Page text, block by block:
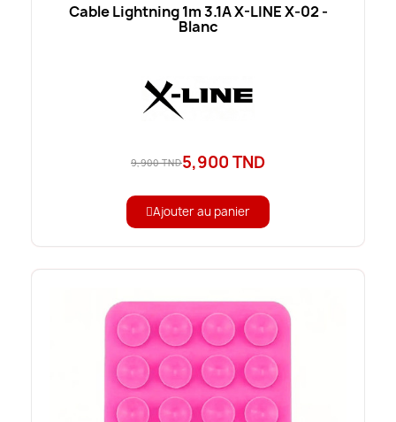
Cable Lightning 1m 3.1A X-LINE X-02 -
Blanc
9,900 TND5,900 TND
Ajouter au panier